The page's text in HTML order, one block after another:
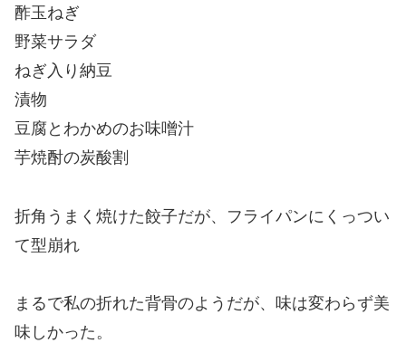
酢玉ねぎ
野菜サラダ
ねぎ入り納豆
漬物
豆腐とわかめのお味噌汁
芋焼酎の炭酸割
折角うまく焼けた餃子だが、フライパンにくっつい
て型崩れ
まるで私の折れた背骨のようだが、味は変わらず美
味しかった。